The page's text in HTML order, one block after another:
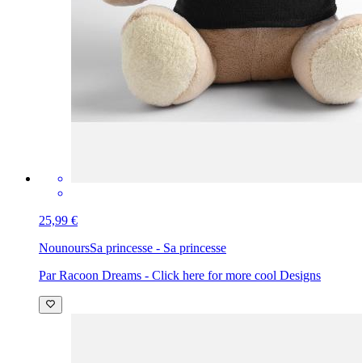
25,99 €
NounoursSa princesse - Sa princesse
Par Racoon Dreams - Click here for more cool Designs